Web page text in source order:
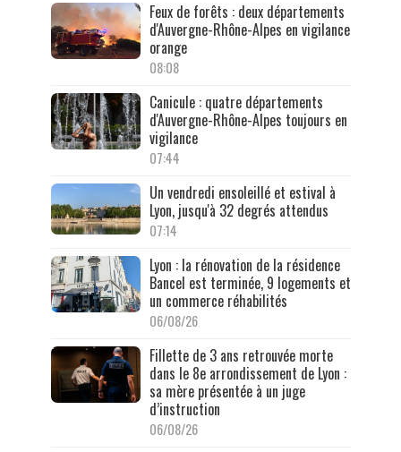
Feux de forêts : deux départements
d'Auvergne-Rhône-Alpes en vigilance
orange
08:08
Canicule : quatre départements
d'Auvergne-Rhône-Alpes toujours en
vigilance
07:44
Un vendredi ensoleillé et estival à
Lyon, jusqu'à 32 degrés attendus
07:14
Lyon : la rénovation de la résidence
Bancel est terminée, 9 logements et
un commerce réhabilités
06/08/26
Fillette de 3 ans retrouvée morte
dans le 8e arrondissement de Lyon :
sa mère présentée à un juge
d’instruction
06/08/26